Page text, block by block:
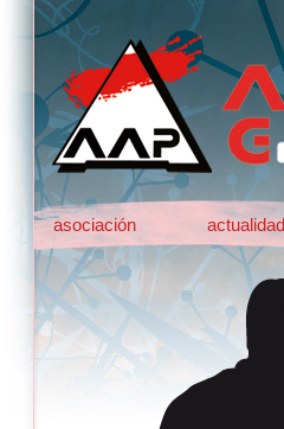
asociación actualidad